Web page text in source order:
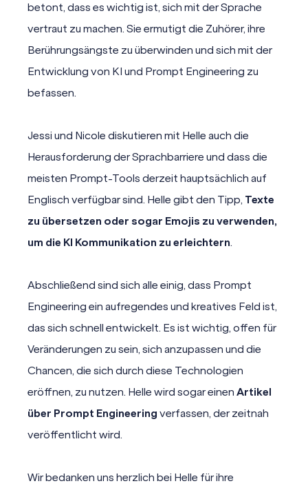
betont, dass es wichtig ist, sich mit der Sprache
vertraut zu machen. Sie ermutigt die Zuhörer, ihre
Berührungsängste zu überwinden und sich mit der
Entwicklung von KI und Prompt Engineering zu
befassen.
Jessi und Nicole diskutieren mit Helle auch die
Herausforderung der Sprachbarriere und dass die
meisten Prompt-Tools derzeit hauptsächlich auf
Englisch verfügbar sind. Helle gibt den Tipp, Texte
zu übersetzen oder sogar Emojis zu verwenden,
um die KI Kommunikation zu erleichtern.
Abschließend sind sich alle einig, dass Prompt
Engineering ein aufregendes und kreatives Feld ist,
das sich schnell entwickelt. Es ist wichtig, offen für
Veränderungen zu sein, sich anzupassen und die
Chancen, die sich durch diese Technologien
eröffnen, zu nutzen. Helle wird sogar einen Artikel
über Prompt Engineering verfassen, der zeitnah
veröffentlicht wird.
Wir bedanken uns herzlich bei Helle für ihre